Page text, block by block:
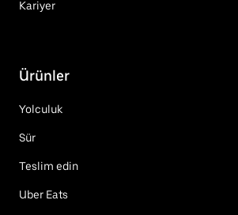
Kariyer
Ürünler
Yolculuk
Sür
Teslim edin
Uber Eats